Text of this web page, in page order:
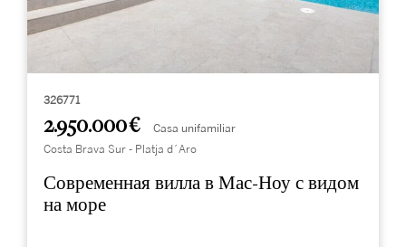
326771
2.950.000 € Casa unifamiliar
Costa Brava Sur - Platja d´Aro
Современная вилла в Мас-Ноу с видом
на море